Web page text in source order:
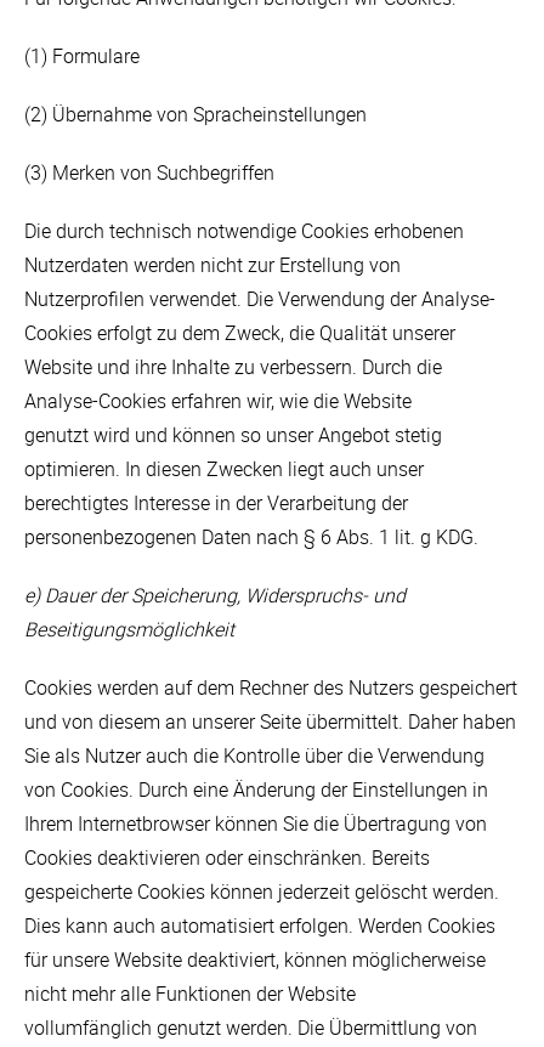
(1) Formulare
(2) Übernahme von Spracheinstellungen
(3) Merken von Suchbegriffen
Die durch technisch notwendige Cookies erhobenen
Nutzerdaten werden nicht zur Erstellung von
Nutzerprofilen verwendet. Die Verwendung der Analyse-
Cookies erfolgt zu dem Zweck, die Qualität unserer
Website und ihre Inhalte zu verbessern. Durch die
Analyse-Cookies erfahren wir, wie die Website
genutzt wird und können so unser Angebot stetig
optimieren. In diesen Zwecken liegt auch unser
berechtigtes Interesse in der Verarbeitung der
personenbezogenen Daten nach § 6 Abs. 1 lit. g KDG.
e) Dauer der Speicherung, Widerspruchs- und
Beseitigungsmöglichkeit
Cookies werden auf dem Rechner des Nutzers gespeichert
und von diesem an unserer Seite übermittelt. Daher haben
Sie als Nutzer auch die Kontrolle über die Verwendung
von Cookies. Durch eine Änderung der Einstellungen in
Ihrem Internetbrowser können Sie die Übertragung von
Cookies deaktivieren oder einschränken. Bereits
gespeicherte Cookies können jederzeit gelöscht werden.
Dies kann auch automatisiert erfolgen. Werden Cookies
für unsere Website deaktiviert, können möglicherweise
nicht mehr alle Funktionen der Website
vollumfänglich genutzt werden. Die Übermittlung von